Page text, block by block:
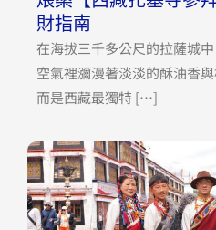
財指南
在海拔三千多公尺的拉薩城
空氣裡瀰漫著淡淡的酥油香
而是西藏最獨特 […]